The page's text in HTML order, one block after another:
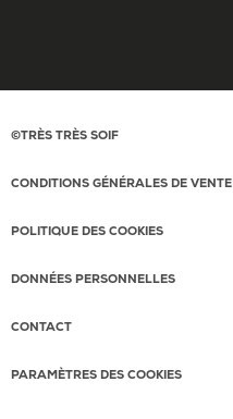
©TRÈS TRÈS SOIF
CONDITIONS GÉNÉRALES DE VENTE
POLITIQUE DES COOKIES
DONNÉES PERSONNELLES
CONTACT
PARAMÈTRES DES COOKIES